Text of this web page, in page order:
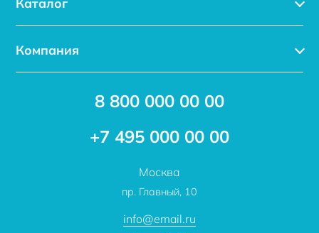
Услуги
Компания
8 800 000 00 00
+7 495 000 00 00
Москва
пр. Главный, 10
info@email.ru